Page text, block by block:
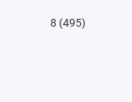
8 (495)